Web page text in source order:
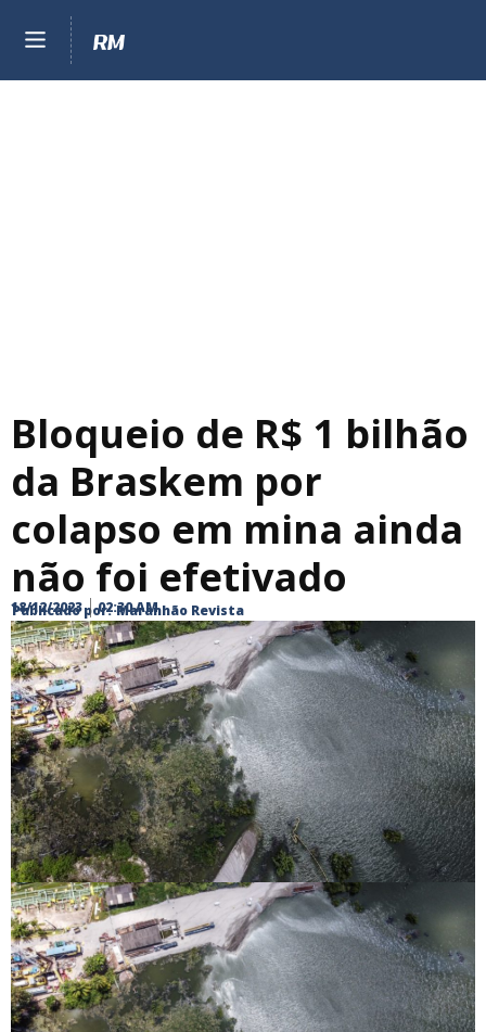
Bloqueio de R$ 1 bilhão
da Braskem por
colapso em mina ainda
não foi efetivado
Publicado por: Maranhão Revista
18/12/2023 02:30 AM